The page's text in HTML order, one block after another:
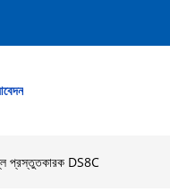
প্রস্তুতকারক DS8C